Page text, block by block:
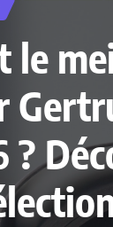
le
?